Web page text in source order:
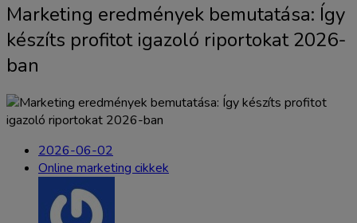
Marketing eredmények bemutatása: Így
készíts profitot igazoló riportokat 2026-
ban
2026-06-02
Online marketing cikkek